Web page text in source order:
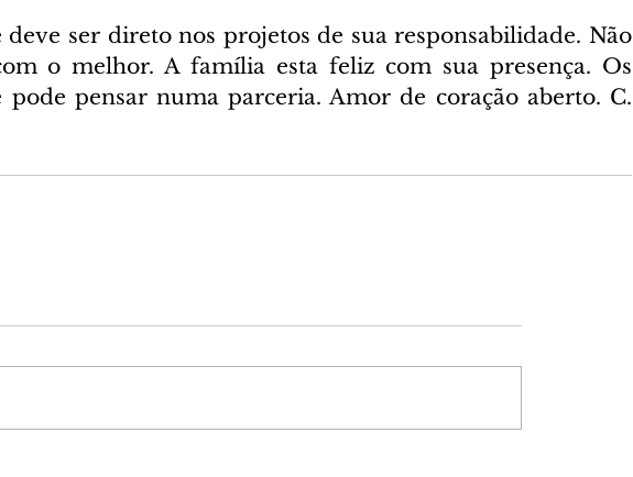
deve ser direto nos projetos de sua responsabilidade. Não
o melhor. A família esta feliz com sua presença. Os
pode pensar numa parceria. Amor de coração aberto. C.